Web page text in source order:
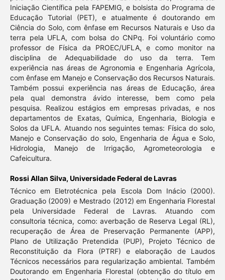
Iniciação Científica pela FAPEMIG, e bolsista do Programa de
Educação Tutorial (PET), e atualmente é doutorando em
Ciência do Solo, com ênfase em Recursos Naturais e Uso da
terra pela UFLA, com bolsa do CNPq. Foi voluntário como
professor de Física da PROEC/UFLA, e como monitor na
disciplina de Adequabilidade do uso da terra. Tem
experiência nas áreas de Agronomia e Engenharia Agrícola,
com ênfase em Manejo e Conservação dos Recursos Naturais.
Também possui experiência nas áreas de Educação, área
pela qual demonstra ávido interesse, bem como pela
pesquisa. Realizou estágios em empresas privadas, e nos
departamentos de Exatas, Química, Engenharia, Biologia e
Solos da UFLA. Atuando nos seguintes temas: Física do solo,
Manejo e Conservação do solo, Engenharia de Água e Solo,
Hidrologia, Manejo de Irrigação, Agrometeorologia e
Cafeicultura.
Rossi Allan Silva, Universidade Federal de Lavras
Técnico em Eletrotécnica pela Escola Dom Inácio (2000).
Graduação (2009) e Mestrado (2012) em Engenharia Florestal
pela Universidade Federal de Lavras. Atuando com
consultoria técnica, como: averbação de Reserva Legal (RL),
recuperação de Área de Preservação Permanente (APP),
Plano de Utilização Pretendida (PUP), Projeto Técnico de
Reconstituição da Flora (PTRF) e elaboração de Laudos
Técnicos necessários para regularização ambiental. Também
Doutorando em Engenharia Florestal (obtenção do título em